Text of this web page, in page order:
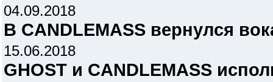
04.09.2018
В CANDLEMASS вернулся
15.06.2018
GHOST и CANDLEMASS